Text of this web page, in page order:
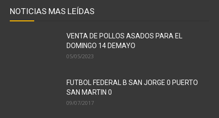
NOTICIAS MAS LEÍDAS
VENTA DE POLLOS ASADOS PARA EL
DOMINGO 14 DEMAYO
05/05/2023
FUTBOL FEDERAL B SAN JORGE 0 PUERTO
SAN MARTIN 0
09/07/2017